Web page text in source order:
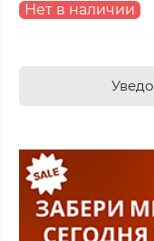
Нет в наличии